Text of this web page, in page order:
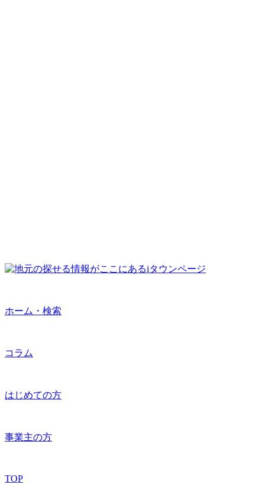
ホーム・検索
コラム
はじめての方
事業主の方
TOP